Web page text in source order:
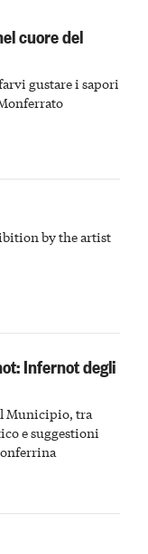
cuore del
gustare i sapori
by the artist
Infernot degli
Municipio, tra
e suggestioni